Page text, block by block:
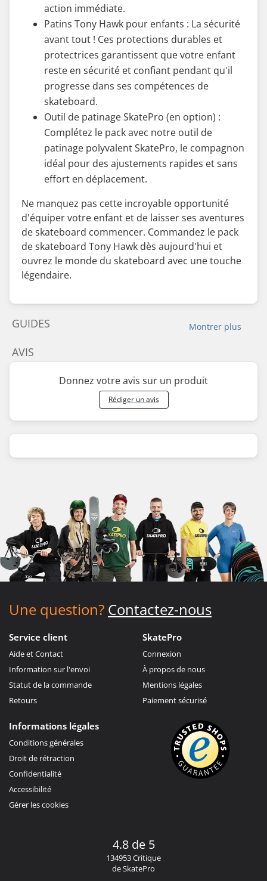
action immédiate.
Patins Tony Hawk pour enfants : La sécurité
avant tout ! Ces protections durables et
protectrices garantissent que votre enfant
reste en sécurité et confiant pendant qu'il
progresse dans ses compétences de
skateboard.
Outil de patinage SkatePro (en option) :
Complétez le pack avec notre outil de
patinage polyvalent SkatePro, le compagnon
idéal pour des ajustements rapides et sans
effort en déplacement.
Ne manquez pas cette incroyable opportunité
d'équiper votre enfant et de laisser ses aventures
de skateboard commencer. Commandez le pack
de skateboard Tony Hawk dès aujourd'hui et
ouvrez le monde du skateboard avec une touche
légendaire.
Montrer plus
GUIDES
AVIS
Donnez votre avis sur un produit
Rédiger un avis
Une question? Contactez-nous
Service client
Aide et Contact
Information sur l'envoi
Statut de la commande
Retours
SkatePro
Connexion
À propos de nous
Mentions légales
Paiement sécurisé
Informations légales
Conditions générales
Droit de rétraction
Confidentialité
Accessibilité
Gérer les cookies
4.8 de 5
134953 Critique
de SkatePro